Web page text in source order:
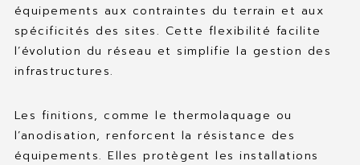
équipements aux contraintes du terrain et aux
spécificités des sites. Cette flexibilité facilite
l’évolution du réseau et simplifie la gestion des
infrastructures.
Les finitions, comme le thermolaquage ou
l’anodisation, renforcent la résistance des
équipements. Elles protègent les installations